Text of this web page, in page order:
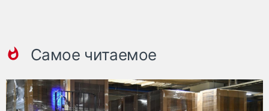
Самое читаемое